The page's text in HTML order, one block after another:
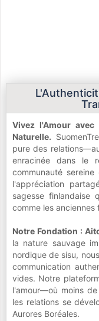
Vivez l'Amour
Naturelle.
pure des
enracinée dans le
communauté
l'appréciation
sagesse finlandaise
comme les anciennes
Notre Fondation :
la nature sauvage
nordique de sisu,
communication
vides. Notre
l'amour—où moins
les relations se
Aurores Boréales.